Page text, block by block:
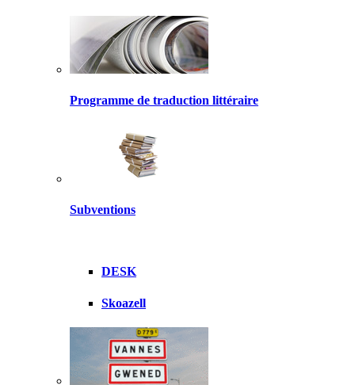
Programme de traduction littéraire
Subventions
DESK
Skoazell